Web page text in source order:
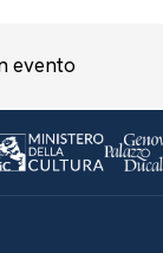
evento